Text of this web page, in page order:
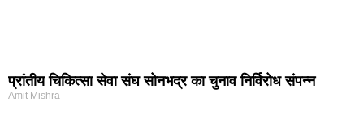
प्रांतीय चिकित्सा सेवा संघ सोनभद्र का चुनाव निर्विरोध संपन्न
Amit Mishra